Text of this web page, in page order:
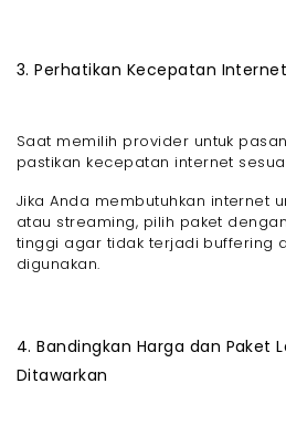
3. Perhatikan Kecepatan
Saat memilih provider untuk
pastikan kecepatan internet
Jika Anda membutuhkan internet
atau streaming, pilih paket
tinggi agar tidak terjadi buffering
digunakan.
4. Bandingkan Harga dan Paket
Ditawarkan